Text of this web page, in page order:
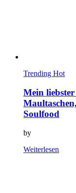
Trending Hot
Mein
Soulfood
by
Weiterlesen